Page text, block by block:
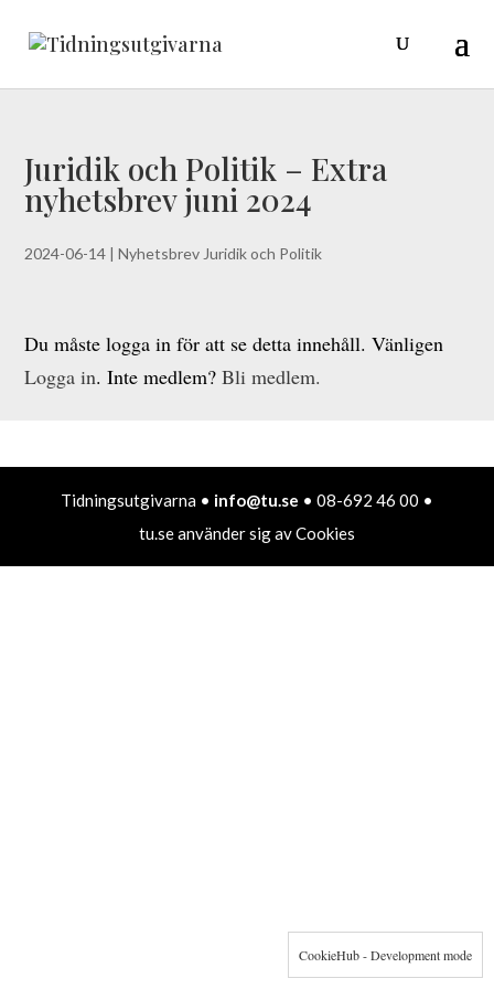
Juridik och Politik – Extra
nyhetsbrev juni 2024
2024-06-14 |Nyhetsbrev Juridik och Politik
Du måste logga in för att se detta innehåll. Vänligen
Logga in. Inte medlem?Bli medlem.
Tidningsutgivarna • info@tu.se • 08-692 46 00 •
tu.se använder sig av Cookies
CookieHub - Development mode